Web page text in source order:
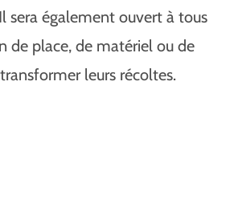
sera également ouvert à tous
de place, de matériel ou de
leurs récoltes.